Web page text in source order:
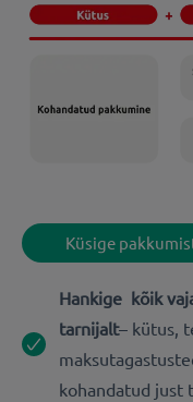
Küsige
Hankige kõik
tarnijalt– kütus,
kohandatud just